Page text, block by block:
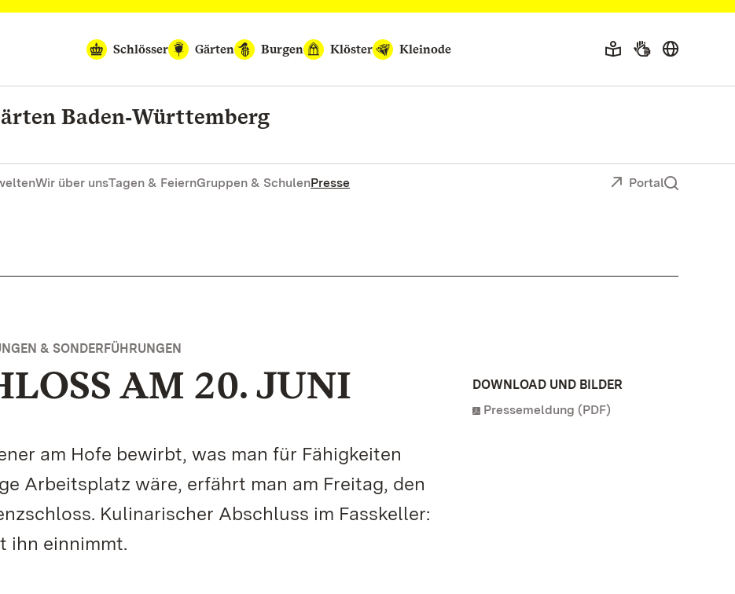
Schlösser
Gärten Burgen Klöster Kleinode
Baden‑Württemberg
Wir über unsTagen & FeiernGruppen & SchulenPresse Portal
& SONDERFÜHRUNGEN
AM 20. JUNI
am Hofe bewirbt, was man für Fähigkeiten
Arbeitsplatz wäre, erfährt man am Freitag, den
Kulinarischer Abschluss im Fasskeller:
ihn einnimmt.
DOWNLOAD UND BILDER
Pressemeldung (PDF)